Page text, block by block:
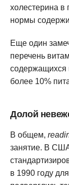
холестерина в
нормы
Еще один
перечень
содержащихся
более 10%
Долой
В общем,
занятие. В
в 1990 году